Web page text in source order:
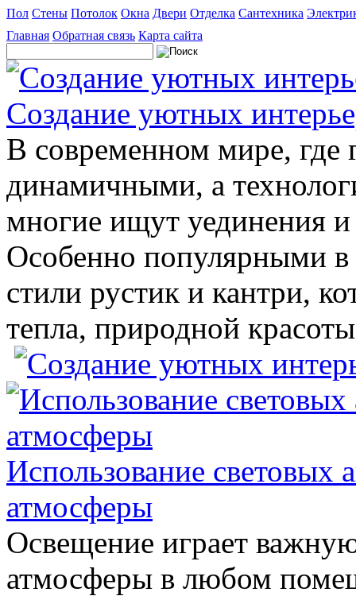
Пол Стены Потолок Окна Двери Отделка Сантехника
Главная Обратная связь Карта сайта
Создание уютных
В современном мире, где
динамичными, а
многие ищут уединения
Особенно популярными в
стили рустик и кантри,
тепла, природной
Использование световых
атмосферы
Освещение играет
атмосферы в любом